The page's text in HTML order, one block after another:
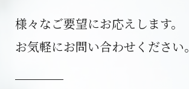
様々なご要望にお応えします。
お気軽にお問い合わせください。